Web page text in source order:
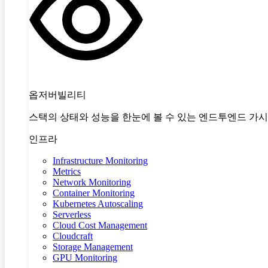
옵저버빌리티
스택의 상태와 성능을 한눈에 볼 수 있는 엔드투엔드 가
인프라
Infrastructure Monitoring
Metrics
Network Monitoring
Container Monitoring
Kubernetes Autoscaling
Serverless
Cloud Cost Management
Cloudcraft
Storage Management
GPU Monitoring